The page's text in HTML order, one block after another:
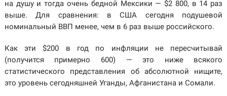
на душу и тогда очень бедной Мексики — $2 800, в 14 раз
выше. Для сравнения: в США сегодня подушевой
номинальный ВВП менее, чем в 6 раз выше российского.
Как эти $200 в год по инфляции не пересчитывай
(получится примерно 600) — это ниже всякого
статистического представления об абсолютной нищите,
это уровень сегодняшней Уганды, Афганистана и Сомали.